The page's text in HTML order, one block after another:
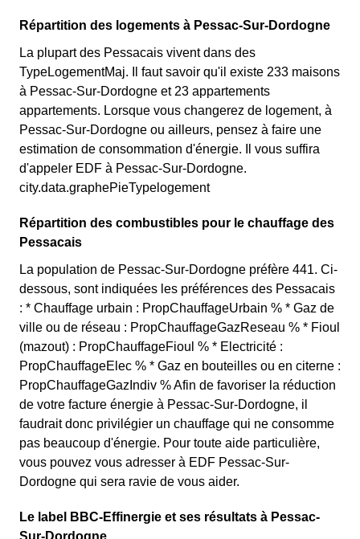
Répartition des logements à Pessac-Sur-Dordogne
La plupart des Pessacais vivent dans des
TypeLogementMaj. Il faut savoir qu'il existe 233 maisons
à Pessac-Sur-Dordogne et 23 appartements
appartements. Lorsque vous changerez de logement, à
Pessac-Sur-Dordogne ou ailleurs, pensez à faire une
estimation de consommation d'énergie. Il vous suffira
d'appeler EDF à Pessac-Sur-Dordogne.
city.data.graphePieTypelogement
Répartition des combustibles pour le chauffage des
Pessacais
La population de Pessac-Sur-Dordogne préfère 441. Ci-
dessous, sont indiquées les préférences des Pessacais
: * Chauffage urbain : PropChauffageUrbain % * Gaz de
ville ou de réseau : PropChauffageGazReseau % * Fioul
(mazout) : PropChauffageFioul % * Electricité :
PropChauffageElec % * Gaz en bouteilles ou en citerne :
PropChauffageGazIndiv % Afin de favoriser la réduction
de votre facture énergie à Pessac-Sur-Dordogne, il
faudrait donc privilégier un chauffage qui ne consomme
pas beaucoup d'énergie. Pour toute aide particulière,
vous pouvez vous adresser à EDF Pessac-Sur-
Dordogne qui sera ravie de vous aider.
Le label BBC-Effinergie et ses résultats à Pessac-
Sur-Dordogne